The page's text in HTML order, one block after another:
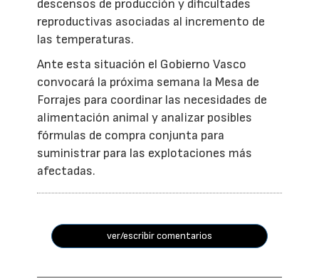
descensos de producción y dificultades
reproductivas asociadas al incremento de
las temperaturas.
Ante esta situación el Gobierno Vasco
convocará la próxima semana la Mesa de
Forrajes para coordinar las necesidades de
alimentación animal y analizar posibles
fórmulas de compra conjunta para
suministrar para las explotaciones más
afectadas.
ver/escribir comentarios